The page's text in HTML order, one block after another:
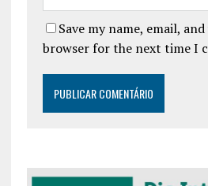
Save my name, email,
browser for the next time I